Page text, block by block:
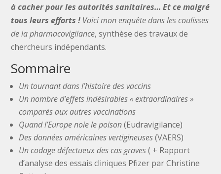
à cacher pour les autorités sanitaires… Et ce malgré
tous leurs efforts ! Voici mon enquête dans les coulisses
de la pharmacovigilance, synthèse des travaux de
chercheurs indépendants.
Sommaire
Un tournant dans l’histoire des vaccins
Un nombre d’effets indésirables « extraordinaires »
comparés aux autres vaccinations
Quand l’Europe noie le poison(Eudravigilance)
Des données américaines vertigineuses(VAERS)
Un codage défectueux des cas graves( + Rapport
d’analyse des essais cliniques Pfizer par Christine